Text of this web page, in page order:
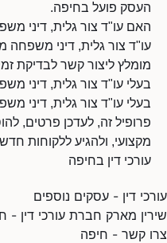
העסק פועל בחיפה.
האם עו"ד צור גלית, דיני
עו"ד צור גלית, דיני
מומלץ ליצור קשר לבדיקת
בעלי עו"ד צור גלית, דיני
בעלי עו"ד צור גלית, דיני
פרופיל זה, לעדכן פרטים,
מקצועי, ולהגיע ללקוחות
עורכי דין בחיפה
עורכי דין - עסקים נוספים
שירין מארק חברת עורכי דין -
צרו קשר - חיפה